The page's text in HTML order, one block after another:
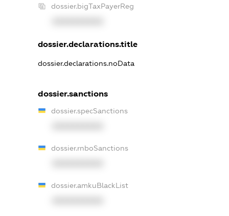
dossier.bigTaxPayerReg
dossier.declarations.title
dossier.declarations.noData
dossier.sanctions
dossier.specSanctions
dossier.rnboSanctions
dossier.amkuBlackList